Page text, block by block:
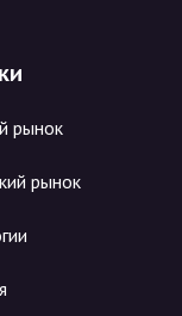
рынок
рынок